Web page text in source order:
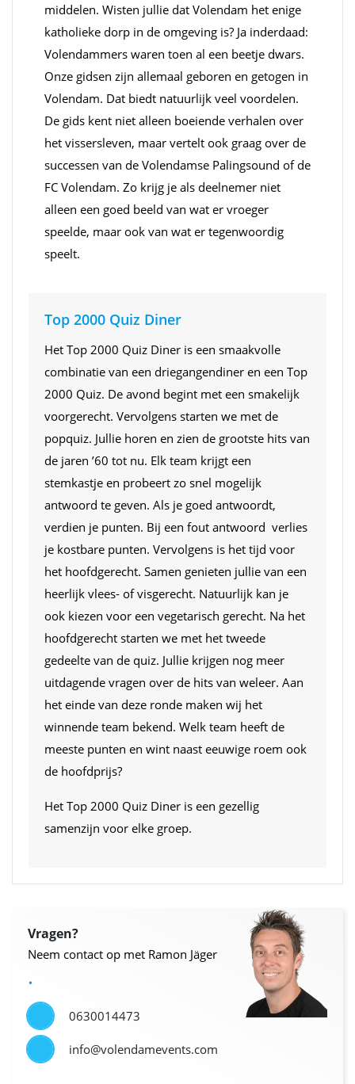
middelen. Wisten jullie dat Volendam het enige
katholieke dorp in de omgeving is? Ja inderdaad:
Volendammers waren toen al een beetje dwars.
Onze gidsen zijn allemaal geboren en getogen in
Volendam. Dat biedt natuurlijk veel voordelen.
De gids kent niet alleen boeiende verhalen over
het vissersleven, maar vertelt ook graag over de
successen van de Volendamse Palingsound of de
FC Volendam. Zo krijg je als deelnemer niet
alleen een goed beeld van wat er vroeger
speelde, maar ook van wat er tegenwoordig
speelt.
Top 2000 Quiz Diner
Het Top 2000 Quiz Diner is een smaakvolle
combinatie van een driegangendiner en een Top
2000 Quiz. De avond begint met een smakelijk
voorgerecht. Vervolgens starten we met de
popquiz. Jullie horen en zien de grootste hits van
de jaren ’60 tot nu. Elk team krijgt een
stemkastje en probeert zo snel mogelijk
antwoord te geven. Als je goed antwoordt,
verdien je punten. Bij een fout antwoord verlies
je kostbare punten. Vervolgens is het tijd voor
het hoofdgerecht. Samen genieten jullie van een
heerlijk vlees- of visgerecht. Natuurlijk kan je
ook kiezen voor een vegetarisch gerecht. Na het
hoofdgerecht starten we met het tweede
gedeelte van de quiz. Jullie krijgen nog meer
uitdagende vragen over de hits van weleer. Aan
het einde van deze ronde maken wij het
winnende team bekend. Welk team heeft de
meeste punten en wint naast eeuwige roem ook
de hoofdprijs?
Het Top 2000 Quiz Diner is een gezellig
samenzijn voor elke groep.
Vragen?
Neem contact op met Ramon Jäger
.
0630014473
info@volendamevents.com